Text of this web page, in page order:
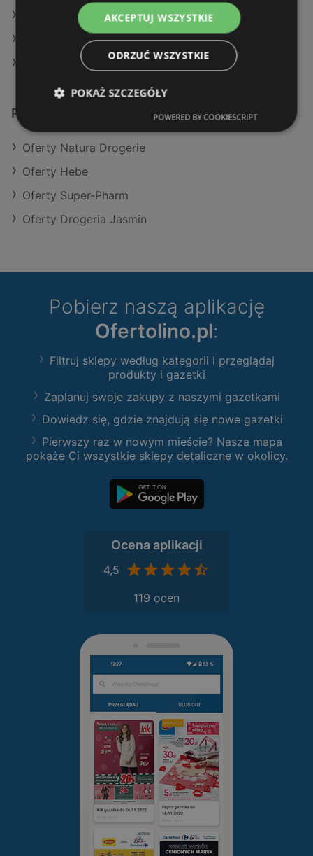
Aktualne gazetki Super-Pharm
Aktualne gazetki Drogeria Jasmin
Sklepy Rossmann w Międzyzdroje
Podobne sklepy detaliczne
Oferty Natura Drogerie
Oferty Hebe
Oferty Super-Pharm
Oferty Drogeria Jasmin
Pobierz naszą aplikację
Ofertolino.pl:
Filtruj sklepy według kategorii i przeglądaj
produkty i gazetki
Zaplanuj swoje zakupy z naszymi gazetkami
Dowiedz się, gdzie znajdują się nowe gazetki
Pierwszy raz w nowym mieście? Nasza mapa
pokaże Ci wszystkie sklepy detaliczne w okolicy.
Ocena aplikacji
4,5
119 ocen
AKCEPTUJ WSZYSTKIE
ODRZUĆ WSZYSTKIE
POKAŻ SZCZEGÓŁY
POWERED BY COOKIESCRIPT